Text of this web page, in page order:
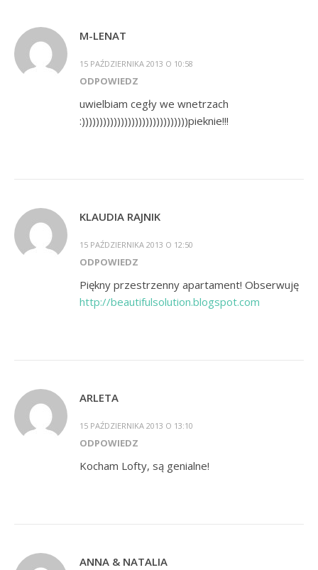
M-LENAT
15 PAŹDZIERNIKA 2013 O 10:58
ODPOWIEDZ
uwielbiam cegły we wnetrzach
:))))))))))))))))))))))))))))))pieknie!!!
KLAUDIA RAJNIK
15 PAŹDZIERNIKA 2013 O 12:50
ODPOWIEDZ
Piękny przestrzenny apartament! Obserwuję
http://beautifulsolution.blogspot.com
ARLETA
15 PAŹDZIERNIKA 2013 O 13:10
ODPOWIEDZ
Kocham Lofty, są genialne!
ANNA & NATALIA